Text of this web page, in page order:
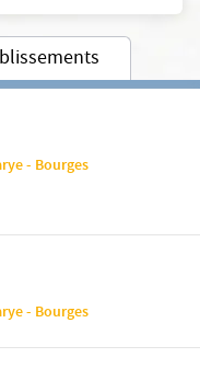
- Bourges
- Bourges